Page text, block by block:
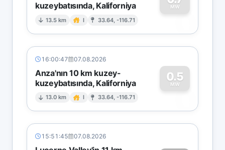
kuzeybatısında, Kaliforniya
13.5 km I 33.64, -116.71
MW
0
16:00:47 07.08.2026
Anza'nın 10 km kuzey-
kuzeybatısında, Kaliforniya
13.0 km I 33.64, -116.71
0.5
MW
0
15:51:45 07.08.2026